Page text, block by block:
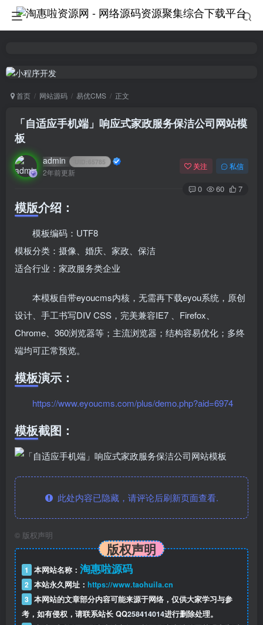
首页 网站源码 易优CMS 正文
「自适应手机端」响应式家政服务保洁公司网站模
板
admin 65785
2年前更新
关注 私信
0 60 7
模版介绍：
模板编码：UTF8
模板分类：摄像、婚庆、家政、保洁
适合行业：家政服务类企业
本模板自带eyoucms内核，无需再下载eyou系统，原创
设计、手工书写DIV CSS，完美兼容IE7 、Firefox、
Chrome、360浏览器等；主流浏览器；结构容易优化；多终
端均可正常预览。
模板演示：
https://www.eyoucms.com/plus/demo.php?aid=6974
模板截图：
此处内容已隐藏，请评论后刷新页面查看.
© 版权声明
版权声明
1 本网站名称： 淘惠啦源码
2 本站永久网址： https://www.taohuila.cn
3 本网站的文章部分内容可能来源于网络，仅供大家学习与参
考，如有侵权，请联系站长 QQ258414014进行删除处理。